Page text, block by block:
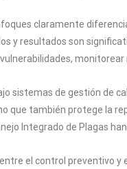
claramente
y resultados son
sistemas de gestión de
que también protege la
Integrado de Plagas
el control preventivo